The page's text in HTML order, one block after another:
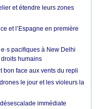
et étendre leurs zones
et l’Espagne en première
pacifiques à New Delhi
humains
bon face aux vents du repli
le jour et les violeurs la
immédiate